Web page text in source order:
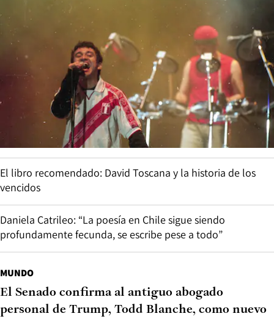
El libro recomendado: David Toscana y la historia de los
vencidos
Daniela Catrileo: “La poesía en Chile sigue siendo
profundamente fecunda, se escribe pese a todo”
MUNDO
El Senado confirma al antiguo abogado
personal de Trump, Todd Blanche, como nuevo